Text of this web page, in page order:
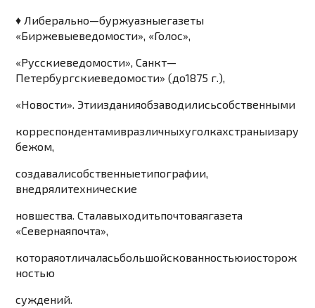
♦Либерально—буржуазныегазеты
«Биржевыеведомости», «Голос»,
«Русскиеведомости»,Санкт—
Петербургскиеведомости» (до1875 г.),
«Новости». Этиизданияобзаводилисьсобственными
корреспондентамивразличныхуголкахстраныизару
бежом,
создавалисобственныетипографии,
внедрялитехнические
новшества.Сталавыходитьпочтоваягазета
«Севернаяпочта»,
котораяотличаласьбольшойскованностьюиосторож
ностью
суждений.